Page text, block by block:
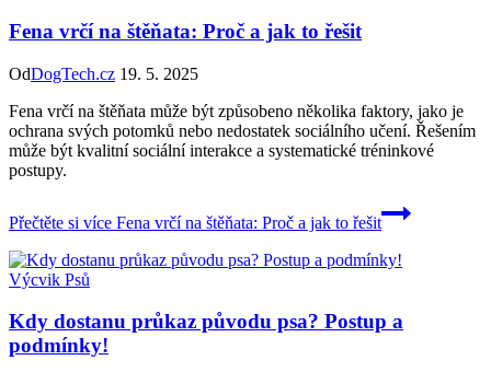
Fena vrčí na štěňata: Proč a jak to řešit
OdDogTech.cz 19. 5. 2025
Fena vrčí na štěňata může být způsobeno několika faktory, jako je
ochrana svých potomků nebo nedostatek sociálního učení. Řešením
může být kvalitní sociální interakce a systematické tréninkové
postupy.
Přečtěte si více Fena vrčí na štěňata: Proč a jak to řešit
Výcvik Psů
Kdy dostanu průkaz původu psa? Postup a
podmínky!